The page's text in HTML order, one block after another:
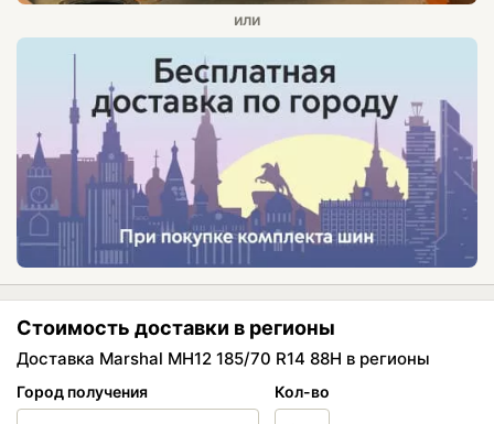
Стоимость доставки в регионы
Доставка Marshal MH12 185/70 R14 88H в регионы
Город получения Кол-во